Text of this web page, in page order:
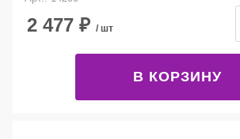
2 477 ₽ / шт
В КОРЗИНУ